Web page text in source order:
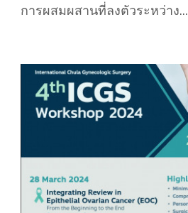
การผสมผสานที่ลงตัวระหว่าง...